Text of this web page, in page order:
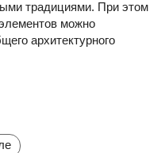
традициями. При этом
можно
архитектурного